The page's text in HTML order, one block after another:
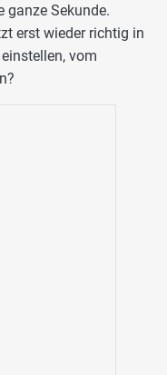
ganze Sekunde.
erst wieder richtig in
vom